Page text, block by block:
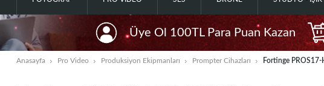
Üye Ol 100TL Para Puan Kazan
Anasayfa Pro Video Produksiyon Ekipmanları Prompter Cihazları Fortinge